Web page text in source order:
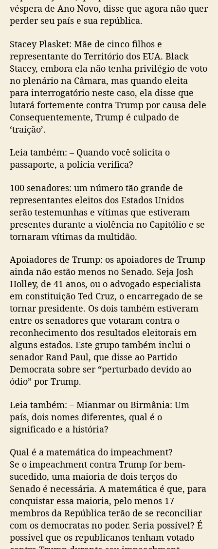
véspera de Ano Novo, disse que agora não quer
perder seu país e sua república.
Stacey Plasket: Mãe de cinco filhos e
representante do Território dos EUA. Black
Stacey, embora ela não tenha privilégio de voto
no plenário na Câmara, mas quando eleita
para interrogatório neste caso, ela disse que
lutará fortemente contra Trump por causa dele
Consequentemente, Trump é culpado de
‘traição’.
Leia também: – Quando você solicita o
passaporte, a polícia verifica?
100 senadores: um número tão grande de
representantes eleitos dos Estados Unidos
serão testemunhas e vítimas que estiveram
presentes durante a violência no Capitólio e se
tornaram vítimas da multidão.
Apoiadores de Trump: os apoiadores de Trump
ainda não estão menos no Senado. Seja Josh
Holley, de 41 anos, ou o advogado especialista
em constituição Ted Cruz, o encarregado de se
tornar presidente. Os dois também estiveram
entre os senadores que votaram contra o
reconhecimento dos resultados eleitorais em
alguns estados. Este grupo também inclui o
senador Rand Paul, que disse ao Partido
Democrata sobre ser “perturbado devido ao
ódio” por Trump.
Leia também: – Mianmar ou Birmânia: Um
país, dois nomes diferentes, qual é o
significado e a história?
Qual é a matemática do impeachment?
Se o impeachment contra Trump for bem-
sucedido, uma maioria de dois terços do
Senado é necessária. A matemática é que, para
conquistar essa maioria, pelo menos 17
membros da República terão de se reconciliar
com os democratas no poder. Seria possível? É
possível que os republicanos tenham votado